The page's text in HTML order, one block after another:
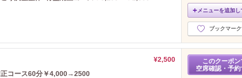
2022年12月分（1）
メニューを追加し
ブックマー
¥2,500
正コース60分￥4,000→2500
このクーポン
空席確認・予約